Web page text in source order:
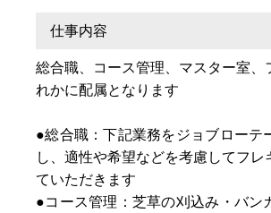
仕事内容
総合職、コース管理、マスター室、
れかに配属となります
●総合職：下記業務をジョブローテ
し、適性や希望などを考慮してフレ
ていただきます
●コース管理：芝草の刈込み・バン